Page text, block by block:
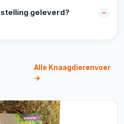
geleverd?
Alle Knaagdierenvoer
→